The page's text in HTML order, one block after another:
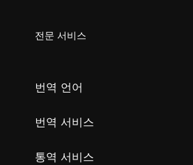
전문 서비스
번역 언어
번역 서비스
통역 서비스